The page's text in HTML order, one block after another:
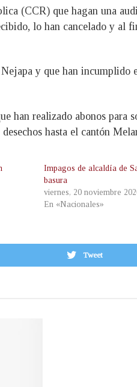
(CCR) que hagan una
lo han cancelado y al
y que han incumplido
han realizado abonos para
hasta el cantón
Impagos de alcaldía de
basura
viernes, 20 noviembre
En «Nacionales»
Tweet